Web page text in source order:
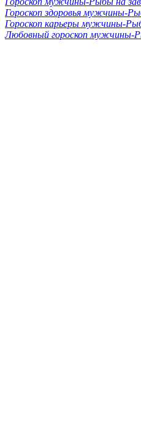
Гороскоп здоровья мужчины-
Гороскоп карьеры мужчины-
Любовный гороскоп мужчины-